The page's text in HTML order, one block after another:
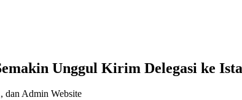
Unggul Kirim Delegasi ke
dan Admin Website